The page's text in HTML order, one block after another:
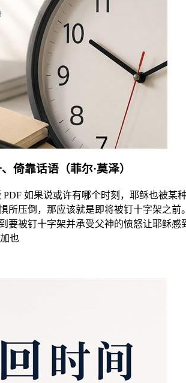
倚靠话语（菲尔·莫泽）
PDF 如果说或许有哪个时刻，耶稣也被某
所压倒，那应该就是即将被钉十字架之前
要被钉十字架并承受父神的愤怒让耶稣感
也